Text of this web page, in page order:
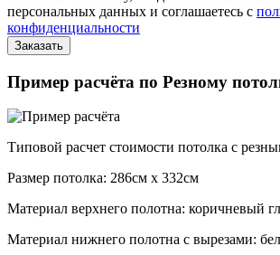
персональных данных и соглашаетесь с
конфиденциальности
Пример расчёта по Резному
Типовой расчет стоимости потолка с
Размер потолка: 286см x 332см
Материал верхнего полотна: коричневый
Материал нижнего полотна с вырезами: